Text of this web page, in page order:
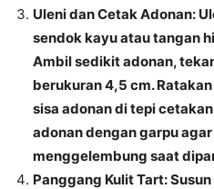
Uleni dan Cetak Adonan:
sendok kayu atau tangan
Ambil sedikit adonan,
berukuran 4,5 cm.
sisa adonan di tepi
adonan dengan garpu
menggelembung saat
Panggang Kulit Tart: